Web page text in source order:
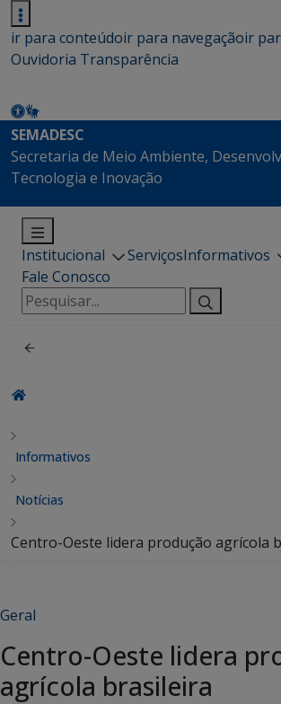
ir para conteúdoir para navegaçãoir
Ouvidoria Transparência
SEMADESC
Secretaria de Meio Ambiente,
Tecnologia e Inovação
Institucional ServiçosInformativos
Fale Conosco
Pesquisar
por:
Informativos
Notícias
Centro-Oeste lidera produção agrícola
Geral
Centro-Oeste lidera
agrícola brasileira